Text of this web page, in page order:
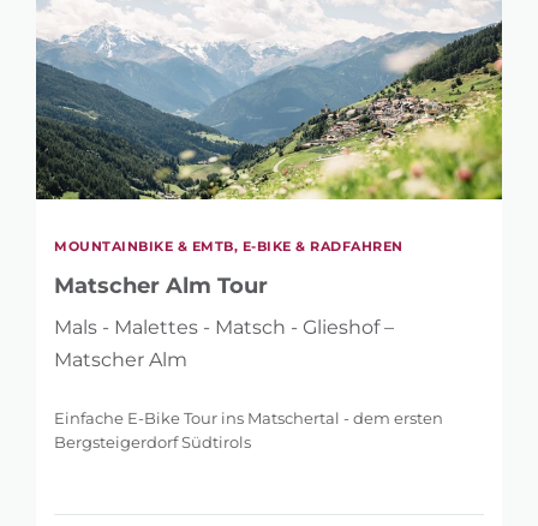
MOUNTAINBIKE & EMTB, E-BIKE & RADFAHREN
Matscher Alm Tour
Mals - Malettes - Matsch - Glieshof –
Matscher Alm
Einfache E-Bike Tour ins Matschertal - dem ersten
Bergsteigerdorf Südtirols